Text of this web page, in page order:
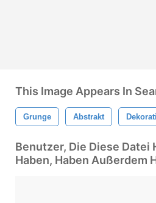
This Image Appears In
Grunge Abstrakt
Benutzer, Die Diese Datei
Haben, Haben Außerdem